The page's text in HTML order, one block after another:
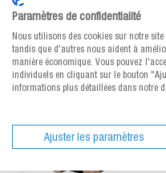
Paramètres de confidentialité
Nous utilisons des cookies sur notre
tandis que d'autres nous aident à
manière économique. Vous pouvez
individuels en cliquant sur le bouton
informations plus détaillées dans notre
Ajuster les paramètres